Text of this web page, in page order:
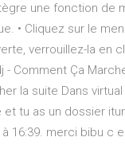
une fonction de
• Cliquez sur le
verrouillez-la en
- Comment Ça
la suite Dans
tu as un dossier
16:39. merci bibu